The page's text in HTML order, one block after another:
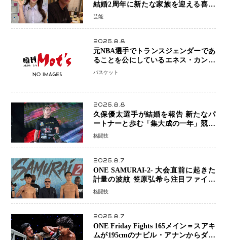
結婚2周年に新たな家族を迎える喜び
を報告 夫・岸田タツヤさんと連名
芸能
2026.8.8
元NBA選手でトランスジェンダーであ
ることを公にしているエネス・カンタ
ーがWNBAドラフト参戦を表明「参加
バスケット
2026.8.8
久保優太選手が結婚を報告 新たなパ
ートナーと歩む「集大成の一年」競技
生活を支える存在に感謝
格闘技
2026.8.7
ONE SAMURAI-2- 大会直前に起きた
計量の波紋 笠原弘希ら注目ファイタ
ーは契約体重で決戦へ、山本歩夢と平
格闘技
2026.8.7
ONE Friday Fights 165メイン＝スアキ
ムが195cmのナビル・アナンからダウ